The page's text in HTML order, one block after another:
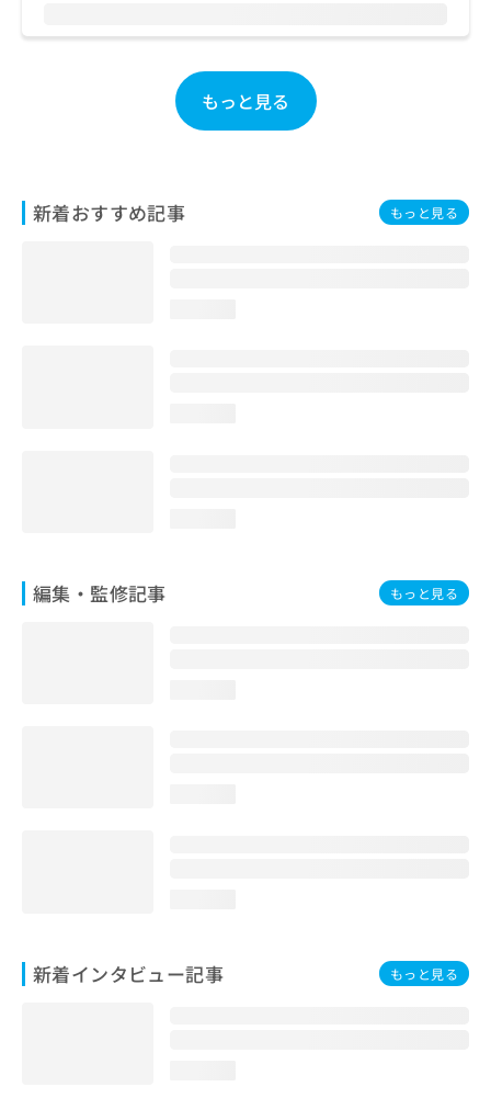
もっと見る
新着おすすめ記事 もっと見る
編集・監修記事 もっと見る
新着インタビュー記事 もっと見る
問
ら